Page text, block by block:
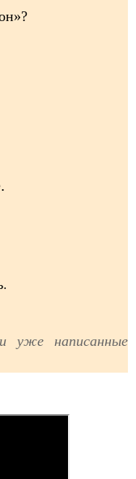
уже написанные